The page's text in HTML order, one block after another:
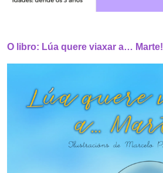
O libro: Lúa quere viaxar a… Marte!